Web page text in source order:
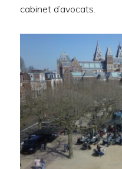
cabinet d’avocats.